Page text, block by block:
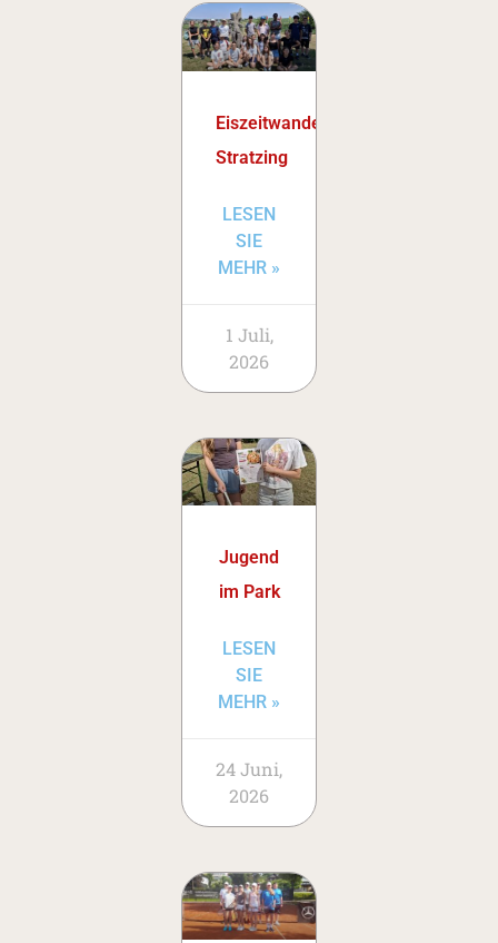
Eiszeitwanderweg
Stratzing
LESEN
SIE
MEHR »
1 Juli,
2026
Jugend
im Park
LESEN
SIE
MEHR »
24 Juni,
2026